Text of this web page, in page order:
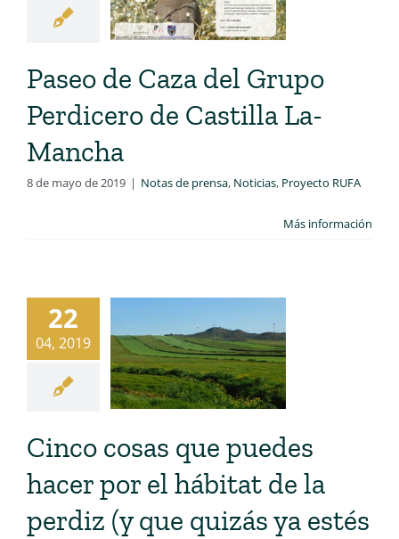
Paseo de Caza del Grupo
Perdicero de Castilla La-
Mancha
8 de mayo de 2019 | Notas de prensa, Noticias, Proyecto RUFA
Más información
22
04, 2019
Cinco cosas que puedes
hacer por el hábitat de la
perdiz (y que quizás ya estés